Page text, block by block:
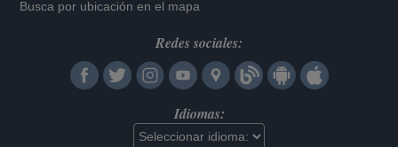
Busca por ubicación en el mapa
Redes sociales:
Idiomas: